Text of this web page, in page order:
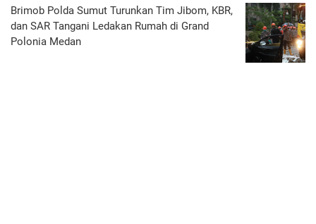
Brimob Polda Sumut Turunkan Tim Jibom, KBR,
dan SAR Tangani Ledakan Rumah di Grand
Polonia Medan